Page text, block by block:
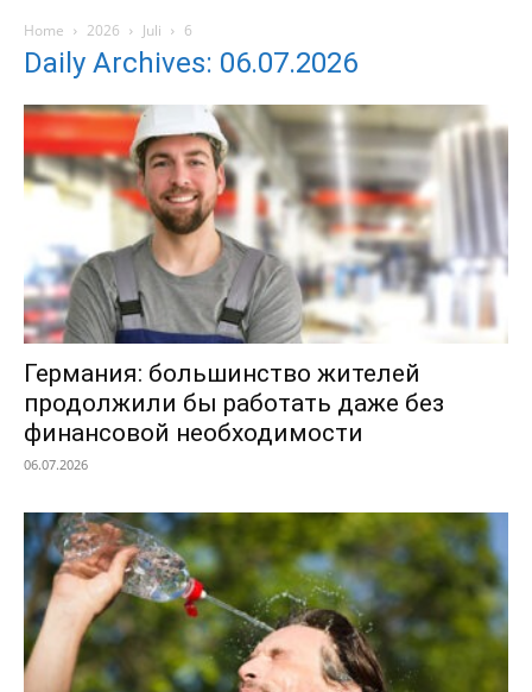
Home 2026 Juli 6
Daily Archives: 06.07.2026
Германия: большинство жителей
продолжили бы работать даже без
финансовой необходимости
06.07.2026